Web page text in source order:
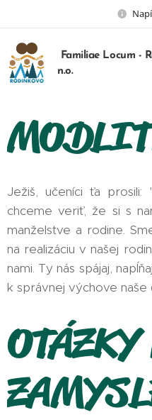
Familiae Locum -
n.o.
Ježiš, učeníci ťa prosili:
chceme veriť, že si s
manželstve a rodine.
na realizáciu v našej
nami. Ty nás spájaj,
k správnej výchove naše